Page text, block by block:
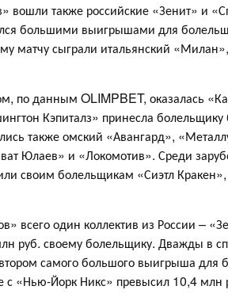
также российские «Зенит» и
большими выигрышами для
матчу сыграли итальянский
по данным OLIMPBET, оказалась
Кэпиталз» принесла
также омский «Авангард»,
Юлаев» и «Локомотив». Среди
своим болельщикам «Сиэтл
всего один коллектив из России –
руб. своему болельщику. Дважды в
самого большого выигрыша для
с «Нью-Йорк Никс» превысил 10,4 млн